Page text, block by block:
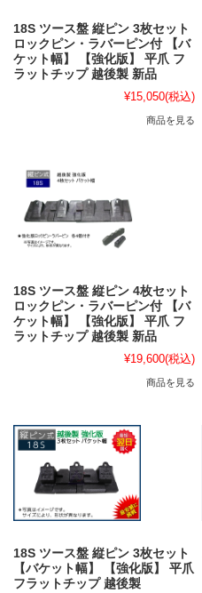
18S ツース盤 縦ピン 3枚セット
ロックピン・ラバーピン付 【バ
ケット幅】 【強化版】 平爪 フ
ラットチップ 越後製 新品
¥15,050(税込)
商品を見る
18S ツース盤 縦ピン 4枚セット
ロックピン・ラバーピン付 【バ
ケット幅】 【強化版】 平爪 フ
ラットチップ 越後製 新品
¥19,600(税込)
商品を見る
18S ツース盤 縦ピン 3枚セット
【バケット幅】 【強化版】 平爪
フラットチップ 越後製